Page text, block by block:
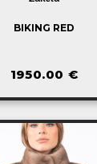
BIKING RED
1950.00 €